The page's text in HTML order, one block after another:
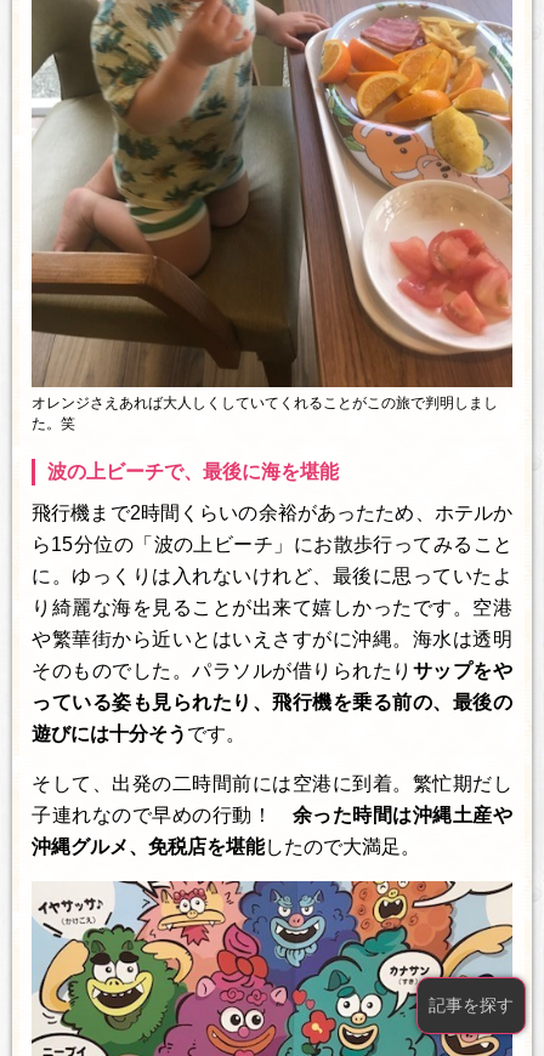
オレンジさえあれば大人しくしていてくれることがこの旅で判明しまし
た。笑
波の上ビーチで、最後に海を堪能
飛行機まで2時間くらいの余裕があったため、ホテルか
ら15分位の「波の上ビーチ」にお散歩行ってみること
に。ゆっくりは入れないけれど、最後に思っていたよ
り綺麗な海を見ることが出来て嬉しかったです。空港
や繁華街から近いとはいえさすがに沖縄。海水は透明
そのものでした。パラソルが借りられたり サップをや
っている姿も見られたり、飛行機を乗る前の、最後の
遊びには十分そう です。
そして、出発の二時間前には空港に到着。繁忙期だし
子連れなので早めの行動！ 余った時間は沖縄土産や
沖縄グルメ、免税店を堪能したので大満足。
記事を探す